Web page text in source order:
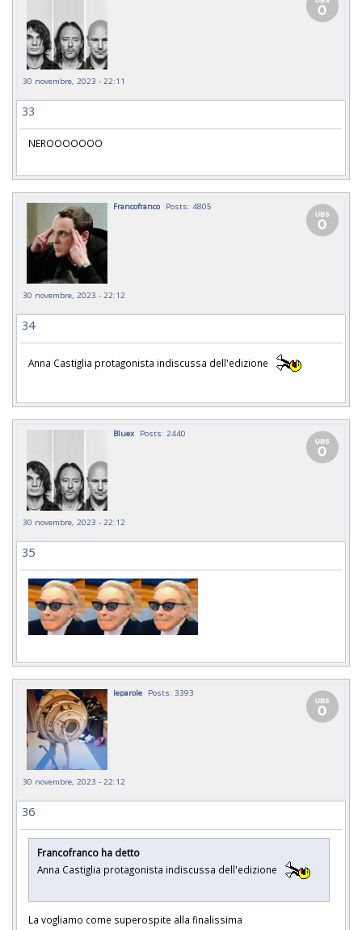
30 novembre, 2023 - 22:11
33
NEROOOOOOO
Francofranco Posts: 4805
30 novembre, 2023 - 22:12
34
Anna Castiglia protagonista indiscussa dell'edizione
Bluex Posts: 2440
30 novembre, 2023 - 22:12
35
leparole Posts: 3393
30 novembre, 2023 - 22:12
36
Francofranco ha detto
Anna Castiglia protagonista indiscussa dell'edizione
La vogliamo come superospite alla finalissima